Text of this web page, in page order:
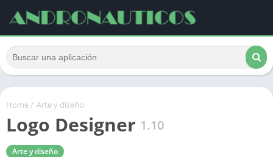
Home/ Arte y diseño
Logo Designer 1.10
Arte y diseño